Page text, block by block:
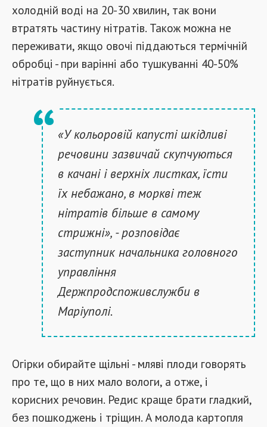
холодній воді на 20-30 хвилин, так вони
втратять частину нітратів. Також можна не
переживати, якщо овочі піддаються термічній
обробці - при варінні або тушкуванні 40-50%
нітратів руйнується.
«У кольоровій капусті шкідливі
речовини зазвичай скупчуються
в качані і верхніх листках, їсти
їх небажано, в моркві теж
нітратів більше в самому
стрижні», - розповідає
заступник начальника головного
управління
Держпродспоживслужби в
Маріуполі.
Огірки обирайте щільні - мляві плоди говорять
про те, що в них мало вологи, а отже, і
корисних речовин. Редис краще брати гладкий,
без пошкоджень і тріщин. А молода картопля